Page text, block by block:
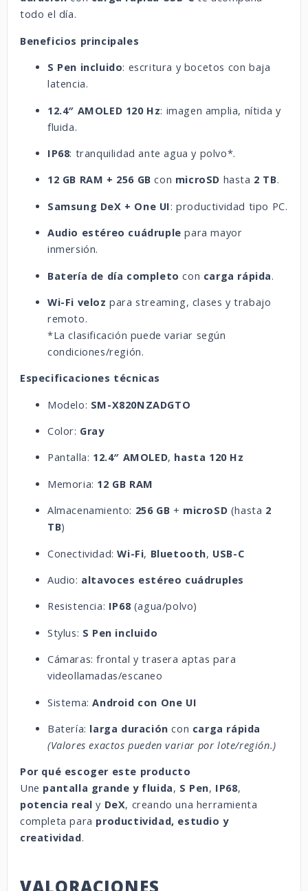
todo el día.
Beneficios principales
S Pen incluido: escritura y bocetos con baja
latencia.
12.4″ AMOLED 120 Hz: imagen amplia, nítida y
fluida.
IP68: tranquilidad ante agua y polvo*.
12 GB RAM + 256 GB con microSD hasta 2 TB.
Samsung DeX + One UI: productividad tipo PC.
Audio estéreo cuádruple para mayor
inmersión.
Batería de día completo con carga rápida.
Wi-Fi veloz para streaming, clases y trabajo
remoto.
*La clasificación puede variar según
condiciones/región.
Especificaciones técnicas
Modelo: SM-X820NZADGTO
Color: Gray
Pantalla: 12.4″ AMOLED, hasta 120 Hz
Memoria: 12 GB RAM
Almacenamiento: 256 GB + microSD (hasta 2
TB)
Conectividad:Wi-Fi, Bluetooth, USB-C
Audio: altavoces estéreo cuádruples
Resistencia: IP68(agua/polvo)
Stylus: S Pen incluido
Cámaras: frontal y trasera aptas para
videollamadas/escaneo
Sistema:Android con One UI
Batería: larga duración con carga rápida
(Valores exactos pueden variar por lote/región.)
Por qué escoger este producto
Une pantalla grande y fluida, S Pen, IP68,
potencia real y DeX, creando una herramienta
completa para productividad, estudio y
creatividad.
VALORACIONES